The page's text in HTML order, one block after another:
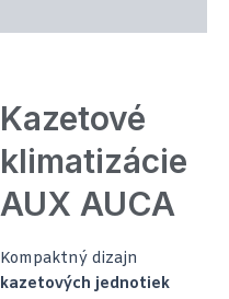
Kazetové
klimatizácie
AUX AUCA
Kompaktný dizajn
kazetových jednotiek